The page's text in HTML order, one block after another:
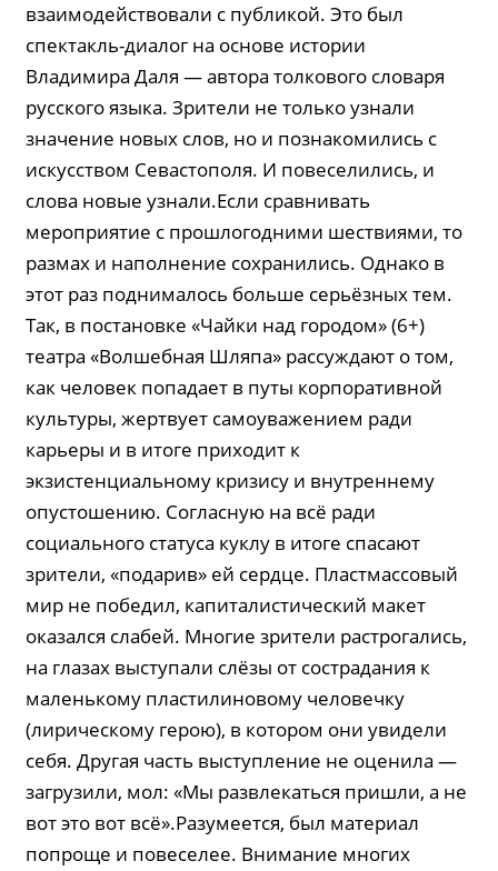
взаимодействовали с публикой. Это был
спектакль-диалог на основе истории
Владимира Даля — автора толкового словаря
русского языка. Зрители не только узнали
значение новых слов, но и познакомились с
искусством Севастополя. И повеселились, и
слова новые узнали.Если сравнивать
мероприятие с прошлогодними шествиями, то
размах и наполнение сохранились. Однако в
этот раз поднималось больше серьёзных тем.
Так, в постановке «Чайки над городом» (6+)
театра «Волшебная Шляпа» рассуждают о том,
как человек попадает в путы корпоративной
культуры, жертвует самоуважением ради
карьеры и в итоге приходит к
экзистенциальному кризису и внутреннему
опустошению. Согласную на всё ради
социального статуса куклу в итоге спасают
зрители, «подарив» ей сердце. Пластмассовый
мир не победил, капиталистический макет
оказался слабей. Многие зрители растрогались,
на глазах выступали слёзы от сострадания к
маленькому пластилиновому человечку
(лирическому герою), в котором они увидели
себя. Другая часть выступление не оценила —
загрузили, мол: «Мы развлекаться пришли, а не
вот это вот всё».Разумеется, был материал
попроще и повеселее. Внимание многих